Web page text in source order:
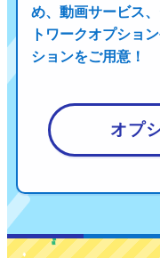
め、 動画サービス
トワークオプショ
ションをご用意！
オプ